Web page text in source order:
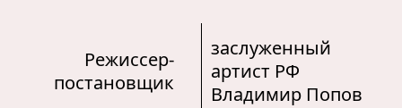
Режиссер-
постановщик
заслуженный
артист РФ
Владимир Попов